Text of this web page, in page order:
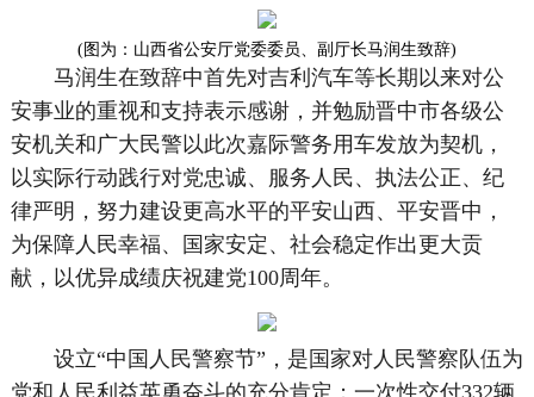
(图为：山西省公安厅党委委员、副厅长马润生致辞)
马润生在致辞中首先对吉利汽车等长期以来对公
安事业的重视和支持表示感谢，并勉励晋中市各级公
安机关和广大民警以此次嘉际警务用车发放为契机，
以实际行动践行对党忠诚、服务人民、执法公正、纪
律严明，努力建设更高水平的平安山西、平安晋中，
为保障人民幸福、国家安定、社会稳定作出更大贡
献，以优异成绩庆祝建党100周年。
设立“中国人民警察节”，是国家对人民警察队伍为
党和人民利益英勇奋斗的充分肯定；一次性交付332辆